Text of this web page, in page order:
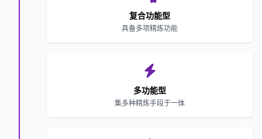
复合功能型
具备多项精炼功能
多功能型
集多种精炼手段于一体